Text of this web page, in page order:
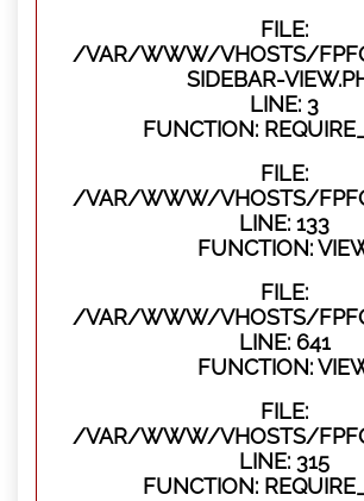
FILE:
/VAR/WWW/VHOSTS/
SIDEBAR-
LINE: 3
FUNCTION:
FILE:
/VAR/WWW/VHOSTS/
LINE: 133
FUNCTION:
FILE:
/VAR/WWW/VHOSTS/
LINE: 641
FUNCTION:
FILE:
/VAR/WWW/VHOSTS/
LINE: 315
FUNCTION: